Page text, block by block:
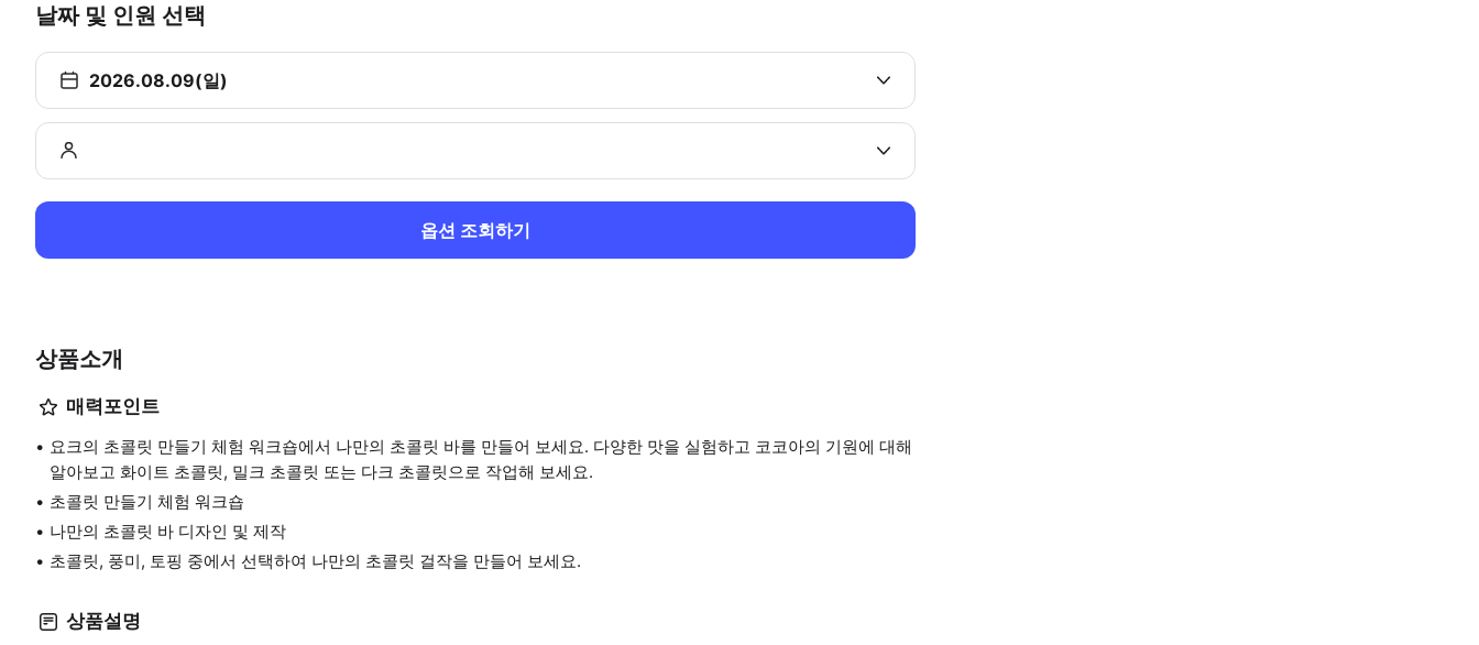
날짜 및 인원 선택
2026.08.09(일)
옵션 조회하기
상품소개
매력포인트
요크의 초콜릿 만들기 체험 워크숍에서 나만의 초콜릿 바를 만들어 보세요. 다양한 맛을 실험하고 코코아의 기원에 대해
알아보고 화이트 초콜릿, 밀크 초콜릿 또는 다크 초콜릿으로 작업해 보세요.
초콜릿 만들기 체험 워크숍
나만의 초콜릿 바 디자인 및 제작
초콜릿, 풍미, 토핑 중에서 선택하여 나만의 초콜릿 걸작을 만들어 보세요.
상품설명